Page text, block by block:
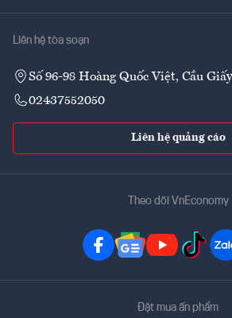
Liên hệ tòa soạn
Số 96-98 Hoàng Quốc Việt, Cầu
02437552050
Liên hệ quảng cáo
Theo dõi VnEconomy
Đặt mua ấn phẩm